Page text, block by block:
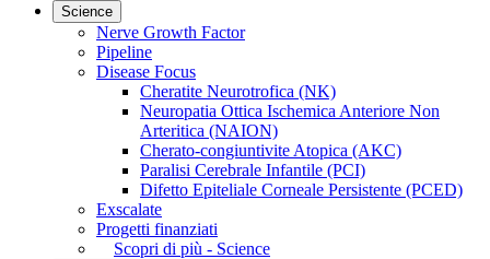
Science
Nerve Growth Factor
Pipeline
Disease Focus
Cheratite Neurotrofica (NK)
Neuropatia Ottica Ischemica Anteriore Non
Arteritica (NAION)
Cherato-congiuntivite Atopica (AKC)
Paralisi Cerebrale Infantile (PCI)
Difetto Epiteliale Corneale Persistente (PCED)
Exscalate
Progetti finanziati
Scopri di più - Science